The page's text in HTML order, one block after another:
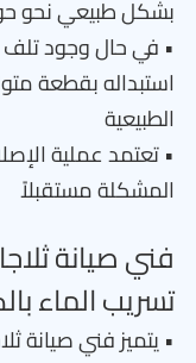
بشكل طبيعي نحو
• في حال وجود تلف
استبداله بقطعة
الطبيعية
• تعتمد عملية
المشكلة مستقبلاً
فني صيانة
تسريب الماء
• يتميز فني صيانة